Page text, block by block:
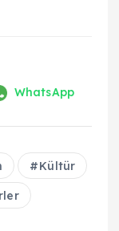
WhatsApp
Kültür